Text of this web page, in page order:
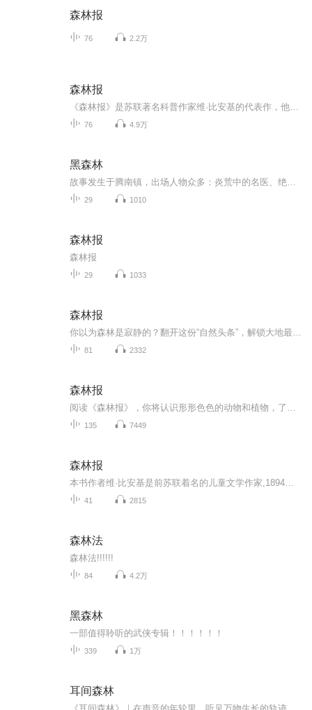
森林报
76 2.2万
森林报
76 4.9万
黑森林
29 1010
森林报
森林报
29 1033
森林报
81 2332
森林报
135 7449
森林报
41 2815
森林法
森林法!!!!!!
84 4.2万
黑森林
一部值得聆听的武侠专辑！！！！！！
339 1万
耳间森林